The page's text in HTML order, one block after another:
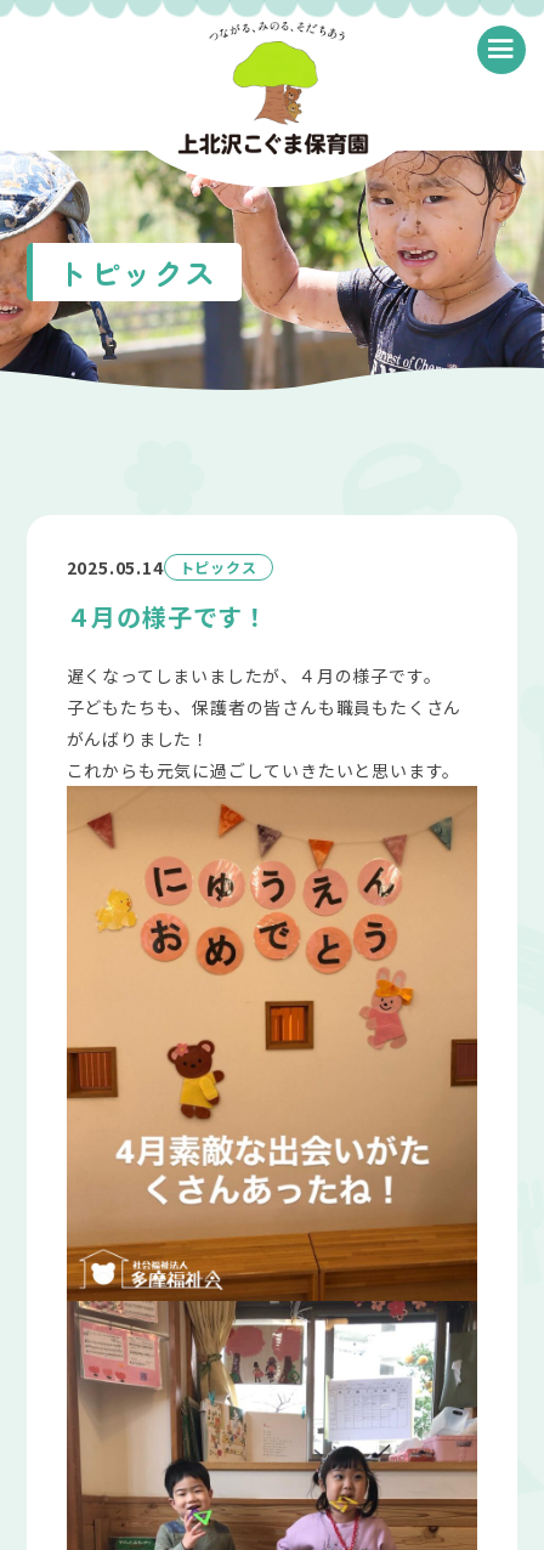
≡
トピックス
2025.05.14 トピックス
４月の様子です！
遅くなってしまいましたが、４月の様子です。
子どもたちも、保護者の皆さんも職員もたくさん
がんばりました！
これからも元気に過ごしていきたいと思います。